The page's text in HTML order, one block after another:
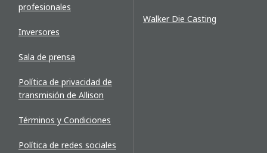
profesionales
Inversores
Sala de prensa
Política de privacidad de
transmisión de Allison
Términos y Condiciones
Política de redes sociales
Walker Die Casting